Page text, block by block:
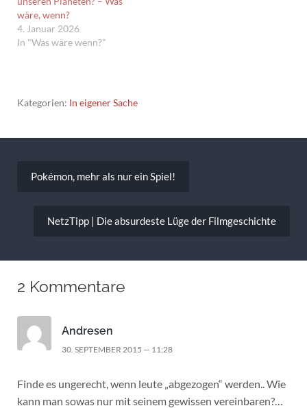
wäre, wenn?
4. Januar 2026
In "Was wäre wenn?"
Kategorien: In eigener Sache
Pokémon, mehr als nur ein Spiel!
NetzTipp | Die absurdeste Lüge der Filmgeschichte
2 Kommentare
Andresen
30. SEPTEMBER 2015 — 11:28
Finde es ungerecht, wenn leute „abgezogen“ werden.. Wie
kann man sowas nur mit seinem gewissen vereinbaren?…